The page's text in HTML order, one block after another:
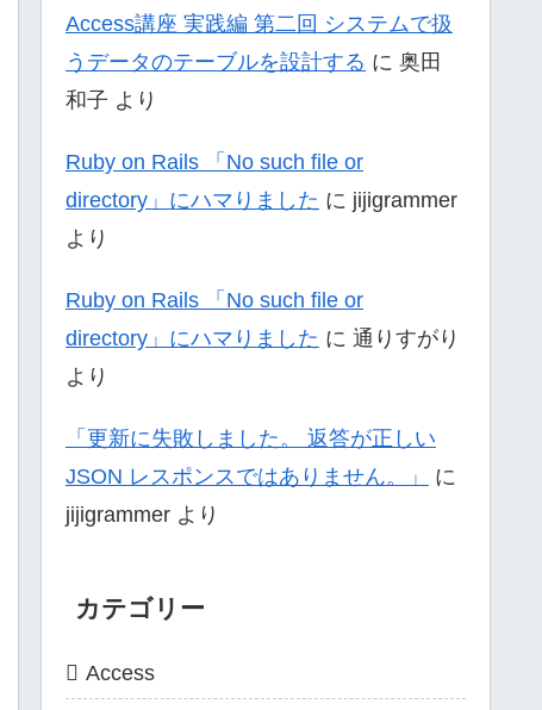
Access講座 実践編 第二回 システムで扱
うデータのテーブルを設計する に 奥田
和子 より
Ruby on Rails 「No such file or
directory」にハマりました に jijigrammer
より
Ruby on Rails 「No such file or
directory」にハマりました に 通りすがり
より
「更新に失敗しました。 返答が正しい
JSON レスポンスではありません。」
に
jijigrammer より
カテゴリー
Access